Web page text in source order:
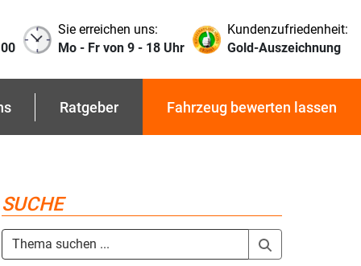
Sie erreichen uns:
Mo - Fr von 9 - 18 Uhr
Kundenzufriedenheit:
Gold-Auszeichnung
Ratgeber Fahrzeug bewerten lassen
SUCHE